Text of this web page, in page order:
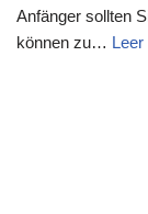
Anfänger sollten
können zu…